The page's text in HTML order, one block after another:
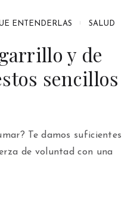
ENTENDERLAS SALUD
y de
sencillos
Te damos suficientes
de voluntad con una